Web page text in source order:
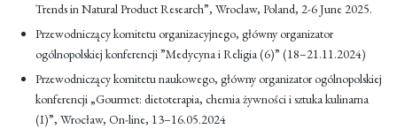
Trends in Natural Product Research”, Wroclaw, Poland, 2-6 June 2025.
Przewodniczący komitetu organizacyjnego, główny organizator
ogólnopolskiej konferencji ”Medycyna i Religia (6)” (18–21.11.2024)
Przewodniczący komitetu naukowego, główny organizator ogólnopolskiej
konferencji „Gourmet: dietoterapia, chemia żywności i sztuka kulinarna
(I)”, Wrocław, On-line, 13–16.05.2024